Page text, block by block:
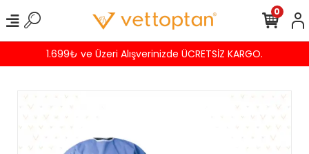
1.699₺ ve Üzeri Alışverinizde ÜCRETSİZ KARGO.
0